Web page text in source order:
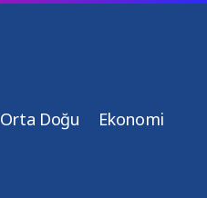
Orta Doğu Ekonomi